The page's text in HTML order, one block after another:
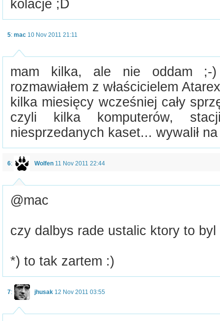
kolacje ;D
5: mac 10 Nov 2011 21:11
mam kilka, ale nie oddam
rozmawiałem z właścicielem
kilka miesięcy wcześniej cały
czyli kilka komputerów,
niesprzedanych kaset... wywalił
6: Wolfen 11 Nov 2011 22:44
@mac
czy dalbys rade ustalic ktory to
*) to tak zartem :)
7: jhusak 12 Nov 2011 03:55